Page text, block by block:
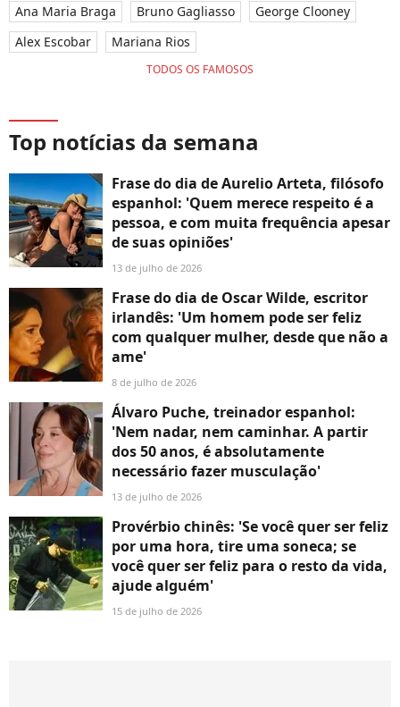
Ana Maria Braga Bruno Gagliasso
George Clooney
Alex Escobar
Mariana Rios
TODOS OS FAMOSOS
Top notícias da semana
Frase do dia de Aurelio Arteta, filósofo
espanhol: 'Quem merece respeito é a
pessoa, e com muita frequência apesar
de suas opiniões'
13 de julho de 2026
Frase do dia de Oscar Wilde, escritor
irlandês: 'Um homem pode ser feliz
com qualquer mulher, desde que não a
ame'
8 de julho de 2026
Álvaro Puche, treinador espanhol:
'Nem nadar, nem caminhar. A partir
dos 50 anos, é absolutamente
necessário fazer musculação'
13 de julho de 2026
Provérbio chinês: 'Se você quer ser feliz
por uma hora, tire uma soneca; se
você quer ser feliz para o resto da vida,
ajude alguém'
15 de julho de 2026